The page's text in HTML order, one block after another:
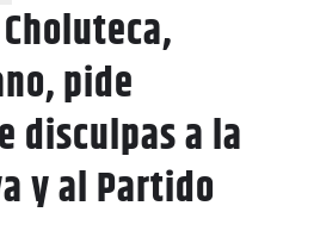
pide
disculpas a la
y al Partido